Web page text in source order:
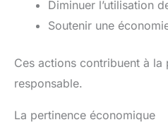
Diminuer l’utilisation
Soutenir une
Ces actions contribuent à
responsable.
La pertinence économique